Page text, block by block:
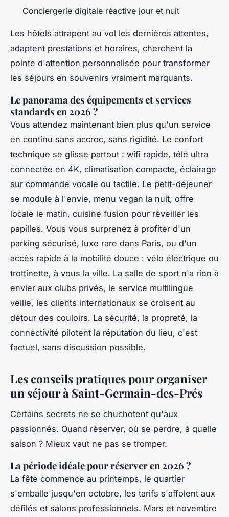
Conciergerie digitale réactive jour et nuit
Les hôtels attrapent au vol les dernières attentes,
adaptent prestations et horaires, cherchent la
pointe d'attention personnalisée pour transformer
les séjours en souvenirs vraiment marquants.
Le panorama des équipements et services
standards en 2026 ?
Vous attendez maintenant bien plus qu'un service
en continu sans accroc, sans rigidité. Le confort
technique se glisse partout : wifi rapide, télé ultra
connectée en 4K, climatisation compacte, éclairage
sur commande vocale ou tactile. Le petit-déjeuner
se module à l'envie, menu vegan la nuit, offre
locale le matin, cuisine fusion pour réveiller les
papilles. Vous vous surprenez à profiter d'un
parking sécurisé, luxe rare dans Paris, ou d'un
accès rapide à la mobilité douce : vélo électrique ou
trottinette, à vous la ville. La salle de sport n'a rien à
envier aux clubs privés, le service multilingue
veille, les clients internationaux se croisent au
détour des couloirs. La sécurité, la propreté, la
connectivité pilotent la réputation du lieu, c'est
factuel, sans discussion possible.
Les conseils pratiques pour organiser
un séjour à Saint-Germain-des-Prés
Certains secrets ne se chuchotent qu'aux
passionnés. Quand réserver, où se perdre, à quelle
saison ? Mieux vaut ne pas se tromper.
La période idéale pour réserver en 2026 ?
La fête commence au printemps, le quartier
s'emballe jusqu'en octobre, les tarifs s'affolent aux
défilés et salons professionnels. Mars et novembre